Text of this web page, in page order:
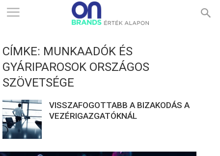
ONBRANDS
ALAPON
CÍMKE: MUNKAADÓK ÉS
GYÁRIPAROSOK ORSZÁGOS
SZÖVETSÉGE
VISSZAFOGOTTABB A BIZAKODÁS A
VEZÉRIGAZGATÓKNÁL